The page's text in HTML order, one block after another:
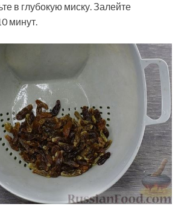
в глубокую миску. Залейте
минут.